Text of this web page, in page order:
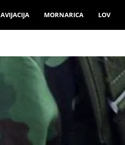
AVIJACIJA MORNARICA LOV